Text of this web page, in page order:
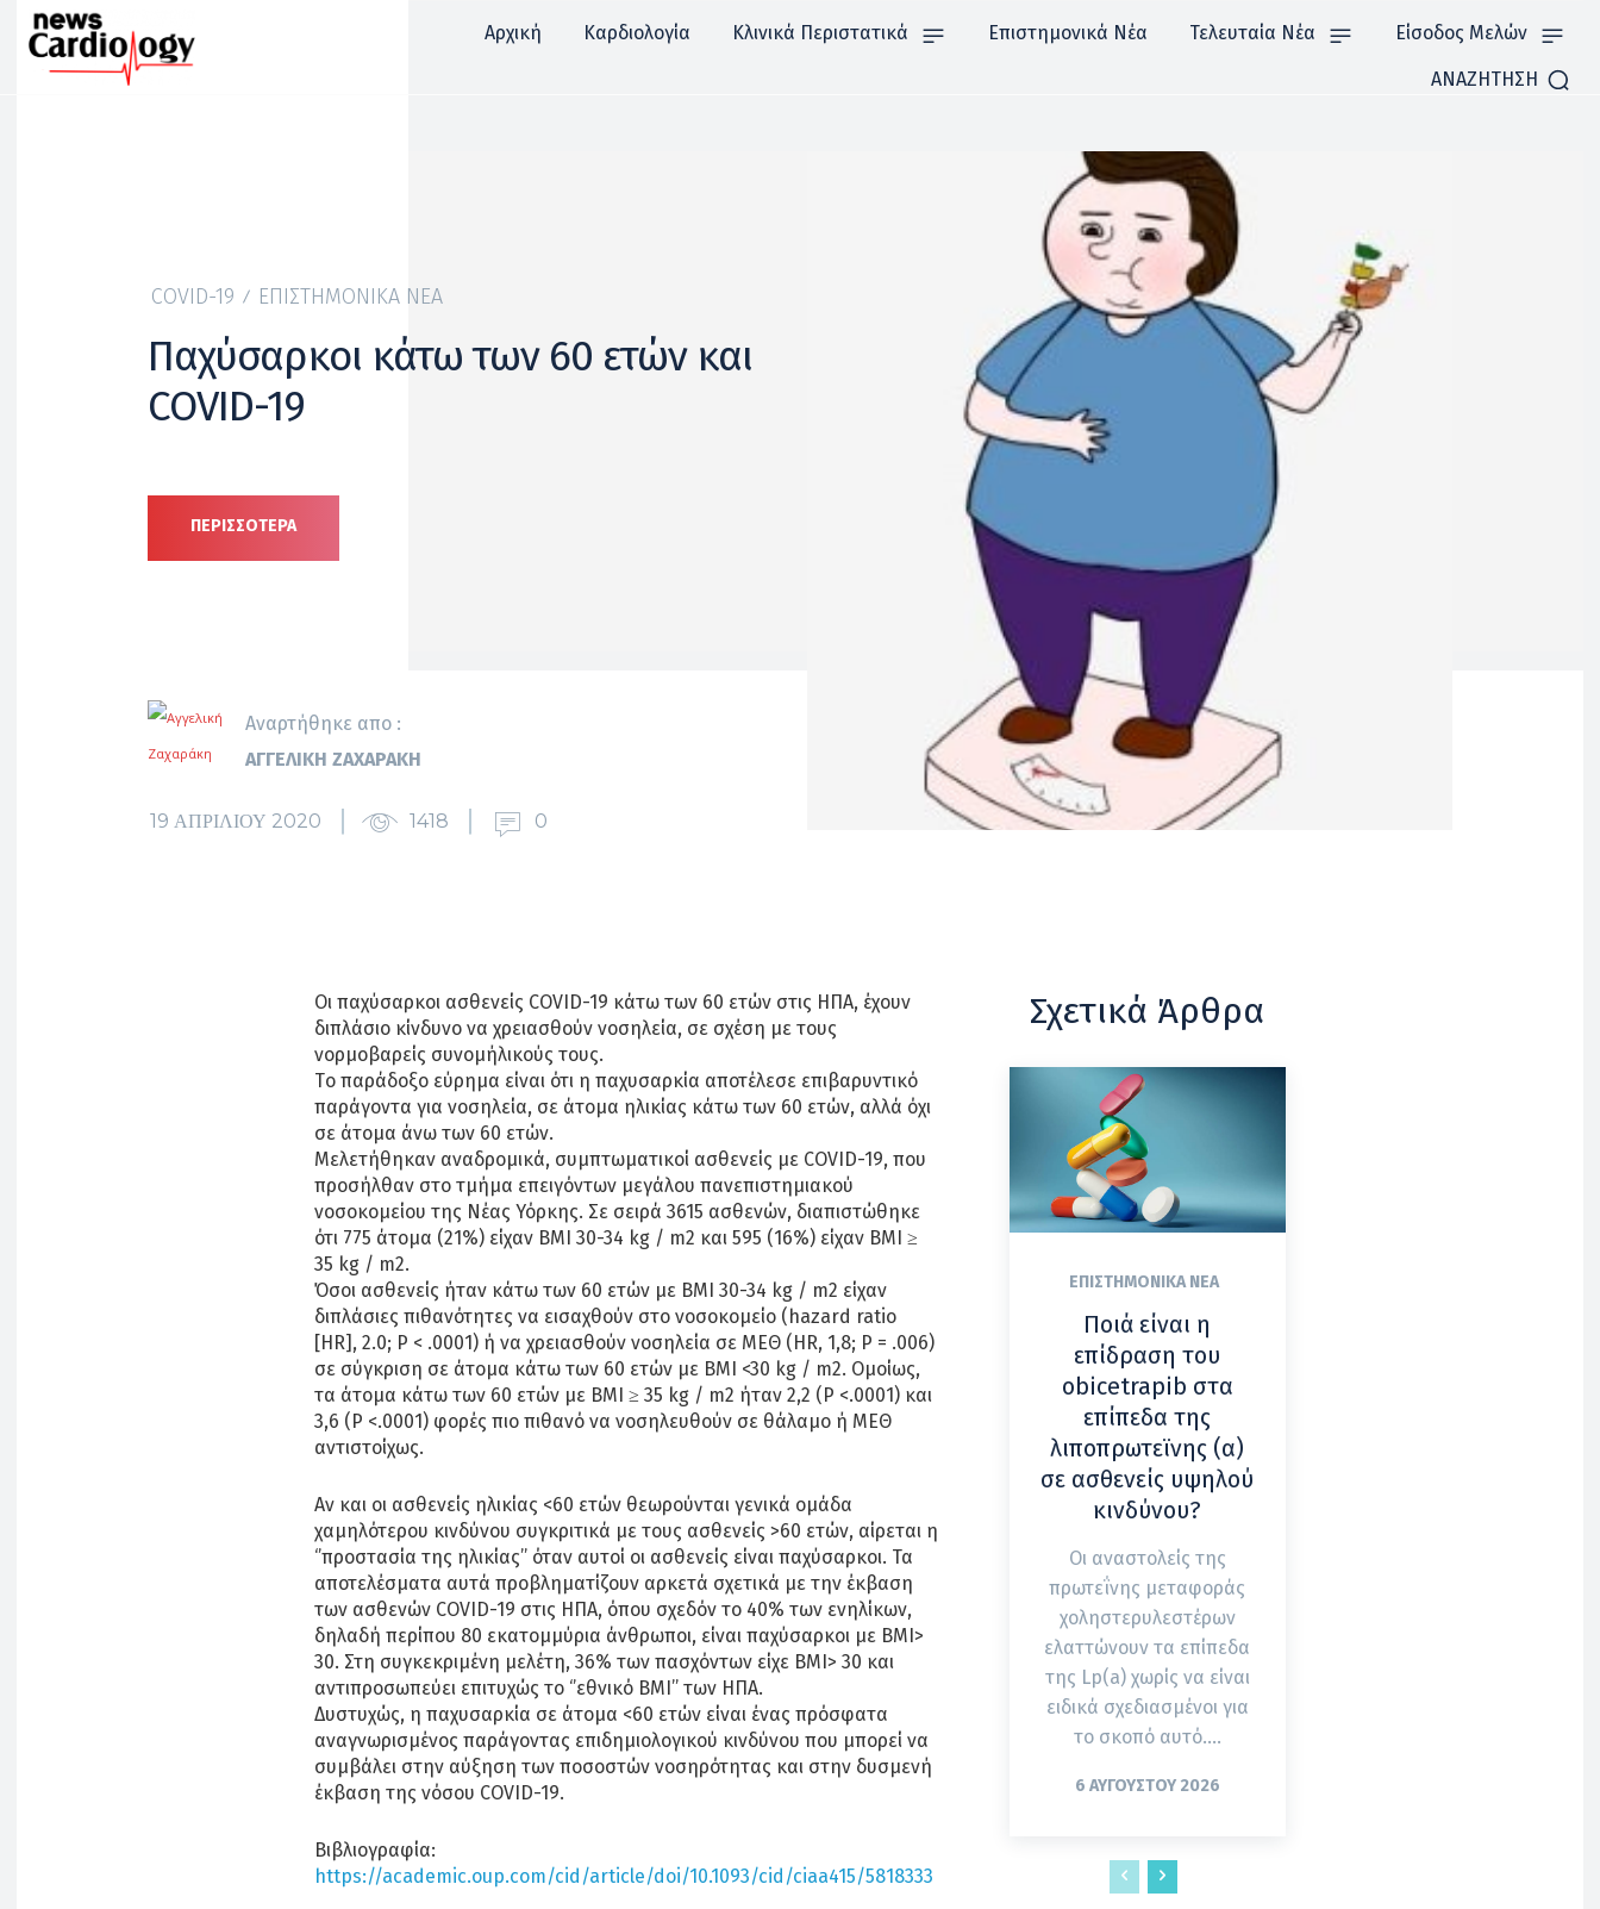
Αρχική Καρδιολογία Κλινικά Περιστατικά Επιστημονικά Νέα Τελευταία Νέα Είσοδος Μελών
ΑΝΑΖΗΤΗΣΗ
COVID-19 ΕΠΙΣΤΗΜΟΝΙΚΆ ΝΈΑ
Παχύσαρκοι κάτω των 60 ετών και
COVID-19
ΠΕΡΙΣΣΟΤΕΡΑ
Αναρτήθηκε απο :
ΑΓΓΕΛΙΚΉ ΖΑΧΑΡΆΚΗ
19 ΑΠΡΙΛΊΟΥ 2020 1418 0
Oι παχύσαρκοι ασθενείς COVID-19 κάτω των 60 ετών στις ΗΠΑ, έχουν
διπλάσιο κίνδυνο να χρειασθούν νοσηλεία, σε σχέση με τους
νορμοβαρείς συνομήλικούς τους.
Tο παράδοξο εύρημα είναι ότι η παχυσαρκία αποτέλεσε επιβαρυντικό
παράγοντα για νοσηλεία, σε άτομα ηλικίας κάτω των 60 ετών, αλλά όχι
σε άτομα άνω των 60 ετών.
Μελετήθηκαν αναδρομικά, συμπτωματικοί ασθενείς με COVID-19, που
προσήλθαν στο τμήμα επειγόντων μεγάλου πανεπιστημιακού
νοσοκομείου της Νέας Υόρκης. Σε σειρά 3615 ασθενών, διαπιστώθηκε
ότι 775 άτομα (21%) είχαν BMI 30-34 kg / m2 και 595 (16%) είχαν BMI ≥
35 kg / m2.
Όσοι ασθενείς ήταν κάτω των 60 ετών με ΒΜΙ 30-34 kg / m2 είχαν
διπλάσιες πιθανότητες να εισαχθούν στο νοσοκομείο (hazard ratio
[HR], 2.0; P < .0001) ή να χρειασθούν νοσηλεία σε ΜΕΘ (HR, 1,8; P = .006)
σε σύγκριση σε άτομα κάτω των 60 ετών με ΒΜΙ <30 kg / m2. Ομοίως,
τα άτομα κάτω των 60 ετών με ΒΜΙ ≥ 35 kg / m2 ήταν 2,2 (P <.0001) και
3,6 (P <.0001) φορές πιο πιθανό να νοσηλευθούν σε θάλαμο ή ΜΕΘ
αντιστοίχως.
Αν και οι ασθενείς ηλικίας <60 ετών θεωρούνται γενικά ομάδα
χαμηλότερου κινδύνου συγκριτικά με τους ασθενείς >60 ετών, αίρεται η
‘’προστασία της ηλικίας’’ όταν αυτοί οι ασθενείς είναι παχύσαρκοι. Τα
αποτελέσματα αυτά προβληματίζουν αρκετά σχετικά με την έκβαση
των ασθενών COVID-19 στις ΗΠΑ, όπου σχεδόν το 40% των ενηλίκων,
δηλαδή περίπου 80 εκατομμύρια άνθρωποι, είναι παχύσαρκοι με ΒΜΙ>
30. Στη συγκεκριμένη μελέτη, 36% των πασχόντων είχε ΒΜΙ> 30 και
αντιπροσωπεύει επιτυχώς το ‘’εθνικό ΒΜΙ’’ των ΗΠΑ.
Δυστυχώς, η παχυσαρκία σε άτομα <60 ετών είναι ένας πρόσφατα
αναγνωρισμένος παράγοντας επιδημιολογικού κινδύνου που μπορεί να
συμβάλει στην αύξηση των ποσοστών νοσηρότητας και στην δυσμενή
έκβαση της νόσου COVID-19.
Βιβλιογραφία:
https://academic.oup.com/cid/article/doi/10.1093/cid/ciaa415/5818333
Σχετικά Άρθρα
ΕΠΙΣΤΗΜΟΝΙΚΆ ΝΈΑ
Ποιά είναι η
επίδραση του
obicetrapib στα
επίπεδα της
λιποπρωτεϊνης (α)
σε ασθενείς υψηλού
κινδύνου?
Οι αναστολείς της
πρωτεΐνης μεταφοράς
χοληστερυλεστέρων
ελαττώνουν τα επίπεδα
της Lp(a) χωρίς να είναι
ειδικά σχεδιασμένοι για
το σκοπό αυτό....
6 ΑΥΓΟΎΣΤΟΥ 2026